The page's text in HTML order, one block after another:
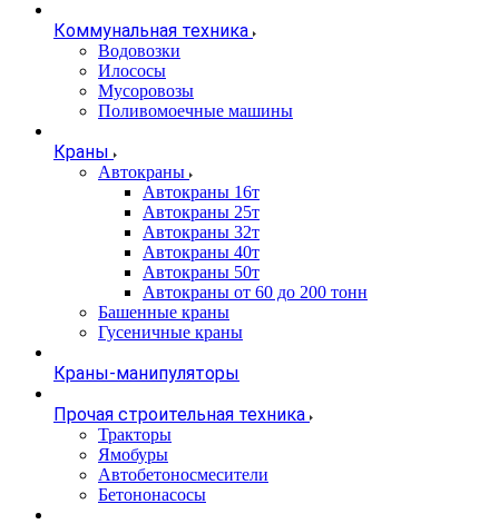
Коммунальная техника
Водовозки
Илососы
Мусоровозы
Поливомоечные машины
Краны
Автокраны
Автокраны 16т
Автокраны 25т
Автокраны 32т
Автокраны 40т
Автокраны 50т
Автокраны от 60 до 200 тонн
Башенные краны
Гусеничные краны
Краны-манипуляторы
Прочая строительная техника
Тракторы
Ямобуры
Автобетоносмесители
Бетононасосы